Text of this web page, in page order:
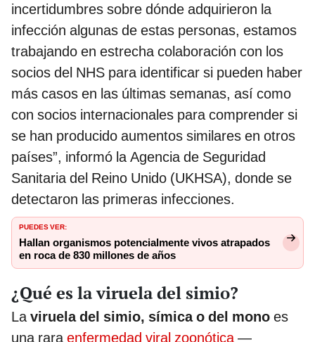
incertidumbres sobre dónde adquirieron la
infección algunas de estas personas, estamos
trabajando en estrecha colaboración con los
socios del NHS para identificar si pueden haber
más casos en las últimas semanas, así como
con socios internacionales para comprender si
se han producido aumentos similares en otros
países”, informó la Agencia de Seguridad
Sanitaria del Reino Unido (UKHSA), donde se
detectaron las primeras infecciones.
PUEDES VER:
Hallan organismos potencialmente vivos atrapados
en roca de 830 millones de años
¿Qué es la viruela del simio?
Laviruela del simio, símica o del mono es
una raraenfermedad viral zoonótica—